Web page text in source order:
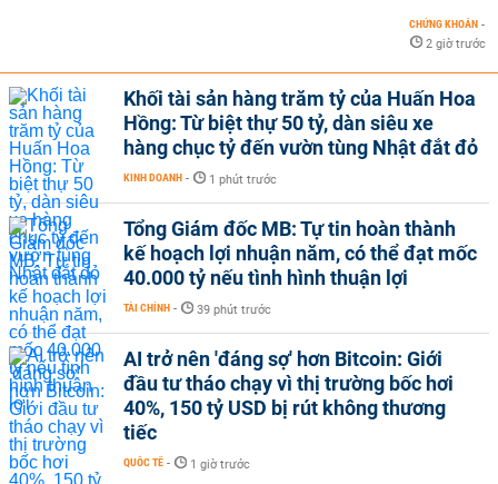
CHỨNG KHOÁN -
2 giờ trước
Khối tài sản hàng trăm tỷ của Huấn Hoa
Hồng: Từ biệt thự 50 tỷ, dàn siêu xe
hàng chục tỷ đến vườn tùng Nhật đắt đỏ
KINH DOANH - 1 phút trước
Tổng Giám đốc MB: Tự tin hoàn thành
kế hoạch lợi nhuận năm, có thể đạt mốc
40.000 tỷ nếu tình hình thuận lợi
TÀI CHÍNH - 39 phút trước
AI trở nên 'đáng sợ' hơn Bitcoin: Giới
đầu tư tháo chạy vì thị trường bốc hơi
40%, 150 tỷ USD bị rút không thương
tiếc
QUỐC TẾ - 1 giờ trước